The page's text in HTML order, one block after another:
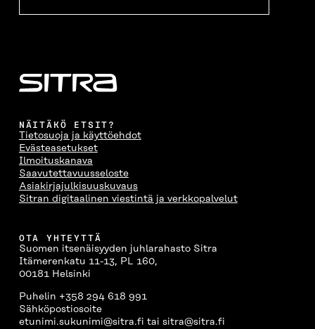
NÄITÄKÖ ETSIT?
Tietosuoja ja käyttöehdot
Evästeasetukset
Ilmoituskanava
Saavutettavuusseloste
Asiakirjajulkisuuskuvaus
Sitran digitaalinen viestintä ja verkkopalvelut
OTA YHTEYTTÄ
Suomen itsenäisyyden juhlarahasto Sitra
Itämerenkatu 11-13, PL 160,
00181 Helsinki
Puhelin +358 294 618 991
Sähköpostiosoite
etunimi.sukunimi@sitra.fi tai sitra@sitra.fi